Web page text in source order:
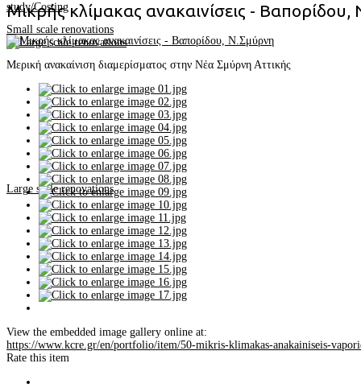
Small scale renovations
Large scale renovations
study/Costing
Μικρής κλίμακας ανακαινίσεις -
Μερική ανακαίνιση διαμερίσματος στην Νέα Σμύρνη Αττικής
View the embedded image gallery online at:
https://www.kcre.gr/en/portfolio/item/50-mikris-klimakas-anakainiseis-
Rate this item